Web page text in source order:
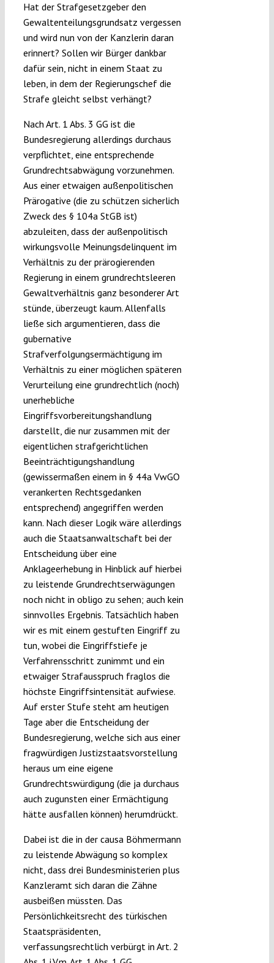
Hat der Strafgesetzgeber den
Gewaltenteilungsgrundsatz vergessen
und wird nun von der Kanzlerin daran
erinnert? Sollen wir Bürger dankbar
dafür sein, nicht in einem Staat zu
leben, in dem der Regierungschef die
Strafe gleicht selbst verhängt?
Nach Art. 1 Abs. 3 GG ist die
Bundesregierung allerdings durchaus
verpflichtet, eine entsprechende
Grundrechtsabwägung vorzunehmen.
Aus einer etwaigen außenpolitischen
Prärogative (die zu schützen sicherlich
Zweck des § 104a StGB ist)
abzuleiten, dass der außenpolitisch
wirkungsvolle Meinungsdelinquent im
Verhältnis zu der prärogierenden
Regierung in einem grundrechtsleeren
Gewaltverhältnis ganz besonderer Art
stünde, überzeugt kaum. Allenfalls
ließe sich argumentieren, dass die
gubernative
Strafverfolgungsermächtigung im
Verhältnis zu einer möglichen späteren
Verurteilung eine grundrechtlich (noch)
unerhebliche
Eingriffsvorbereitungshandlung
darstellt, die nur zusammen mit der
eigentlichen strafgerichtlichen
Beeinträchtigungshandlung
(gewissermaßen einem in § 44a VwGO
verankerten Rechtsgedanken
entsprechend) angegriffen werden
kann. Nach dieser Logik wäre allerdings
auch die Staatsanwaltschaft bei der
Entscheidung über eine
Anklageerhebung in Hinblick auf hierbei
zu leistende Grundrechtserwägungen
noch nicht in obligo zu sehen; auch kein
sinnvolles Ergebnis. Tatsächlich haben
wir es mit einem gestuften Eingriff zu
tun, wobei die Eingriffstiefe je
Verfahrensschritt zunimmt und ein
etwaiger Strafausspruch fraglos die
höchste Eingriffsintensität aufwiese.
Auf erster Stufe steht am heutigen
Tage aber die Entscheidung der
Bundesregierung, welche sich aus einer
fragwürdigen Justizstaatsvorstellung
heraus um eine eigene
Grundrechtswürdigung (die ja durchaus
auch zugunsten einer Ermächtigung
hätte ausfallen können) herumdrückt.
Dabei ist die in der causa Böhmermann
zu leistende Abwägung so komplex
nicht, dass drei Bundesministerien plus
Kanzleramt sich daran die Zähne
ausbeißen müssten. Das
Persönlichkeitsrecht des türkischen
Staatspräsidenten,
verfassungsrechtlich verbürgt in Art. 2